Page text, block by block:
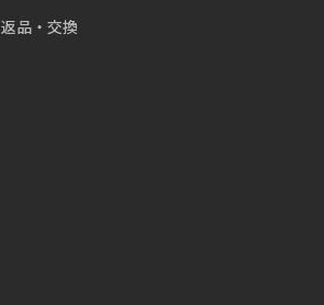
返品・交換